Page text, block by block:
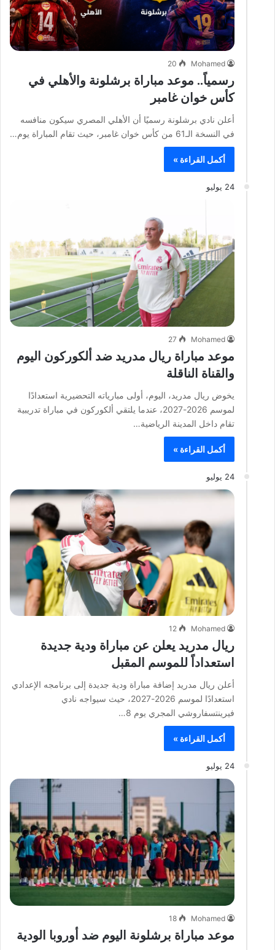
Mohamed
20
رسمياً.. موعد مباراة برشلونة والأهلي في
كأس خوان غامبر
أعلن نادي برشلونة رسميًا أن الأهلي المصري سيكون منافسه
في النسخة الـ61 من كأس خوان غامبر، حيث تقام المباراة يوم…
أكمل القراءة »
24 يوليو
Mohamed
27
موعد مباراة ريال مدريد ضد ألكوركون اليوم
والقناة الناقلة
يخوض ريال مدريد، اليوم، أولى مبارياته التحضيرية استعدادًا
لموسم 2026-2027، عندما يلتقي ألكوركون في مباراة تدريبية
تقام داخل المدينة الرياضية…
أكمل القراءة »
24 يوليو
Mohamed
12
ريال مدريد يعلن عن مباراة ودية جديدة
استعداداً للموسم المقبل
أعلن ريال مدريد إضافة مباراة ودية جديدة إلى برنامجه الإعدادي
استعدادًا لموسم 2026-2027، حيث سيواجه نادي
فيرينتسفاروشي المجري يوم 8…
أكمل القراءة »
24 يوليو
Mohamed
18
موعد مباراة برشلونة اليوم ضد أوروبا الودية